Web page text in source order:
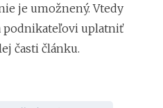
je umožnený. Vtedy
podnikateľovi uplatniť
časti článku.